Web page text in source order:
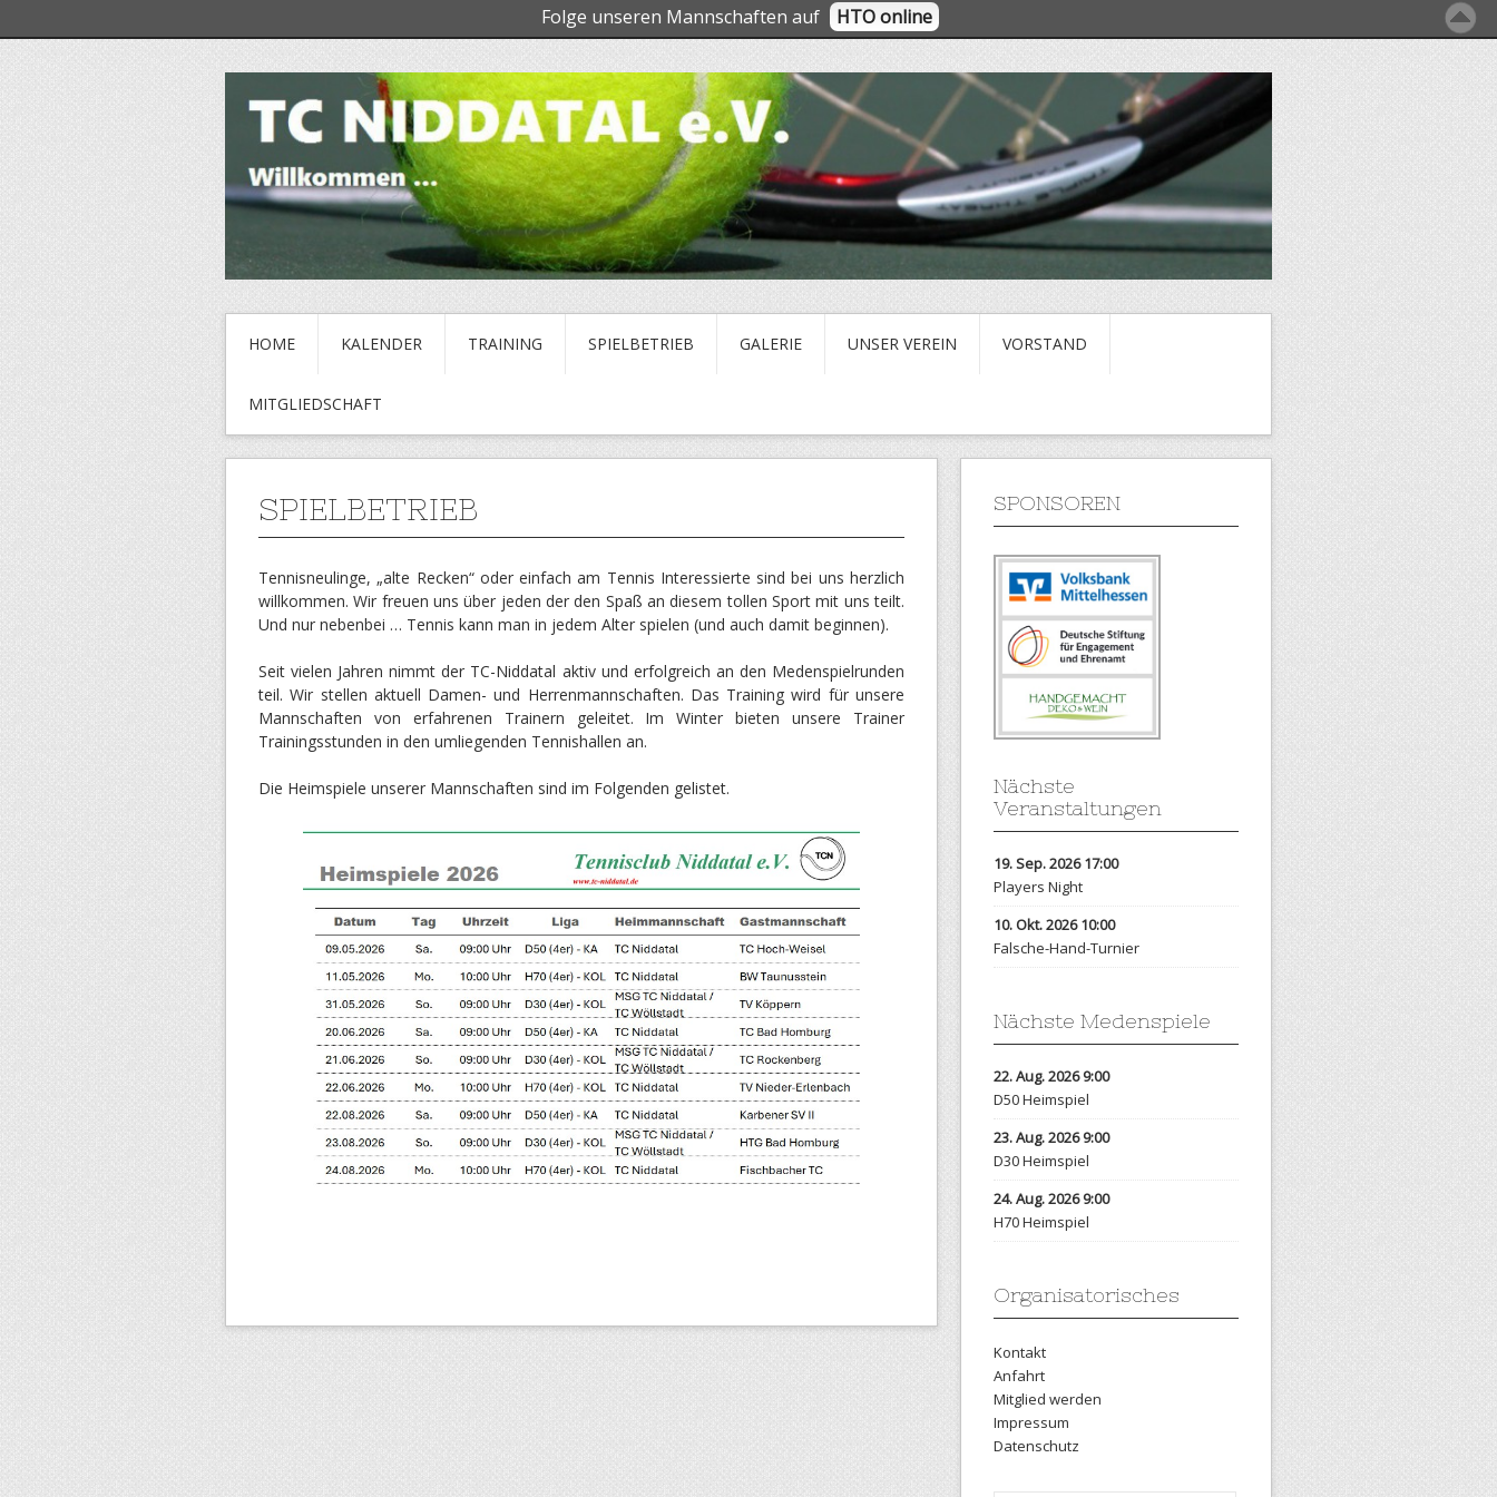
HOME KALENDER TRAINING SPIELBETRIEB GALERIE UNSER VEREIN VORSTAND
MITGLIEDSCHAFT
SPIELBETRIEB
Tennisneulinge, „alte Recken“ oder einfach am Tennis Interessierte sind bei uns herzlich
willkommen. Wir freuen uns über jeden der den Spaß an diesem tollen Sport mit uns teilt.
Und nur nebenbei … Tennis kann man in jedem Alter spielen (und auch damit beginnen).
Seit vielen Jahren nimmt der TC-Niddatal aktiv und erfolgreich an den Medenspielrunden
teil. Wir stellen aktuell Damen- und Herrenmannschaften. Das Training wird für unsere
Mannschaften von erfahrenen Trainern geleitet. Im Winter bieten unsere Trainer
Trainingsstunden in den umliegenden Tennishallen an.
Die Heimspiele unserer Mannschaften sind im Folgenden gelistet.
SPONSOREN
Nächste
Veranstaltungen
19. Sep. 2026 17:00
Players Night
10. Okt. 2026 10:00
Falsche-Hand-Turnier
Nächste Medenspiele
22. Aug. 2026 9:00
D50 Heimspiel
23. Aug. 2026 9:00
D30 Heimspiel
24. Aug. 2026 9:00
H70 Heimspiel
Organisatorisches
Kontakt
Anfahrt
Mitglied werden
Impressum
Datenschutz
Folge unseren Mannschaften auf HTO online